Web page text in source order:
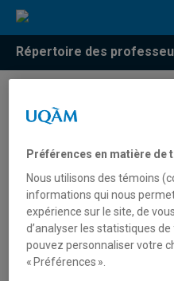
Répertoire des
Résultats de
Bulle, Cécile
bulle.cecile@uqam.ca
Préférences en matière de
Nous utilisons des témoins
informations qui nous
expérience sur le site, de
d’analyser les statistiques
pouvez personnaliser votre
« Préférences ».